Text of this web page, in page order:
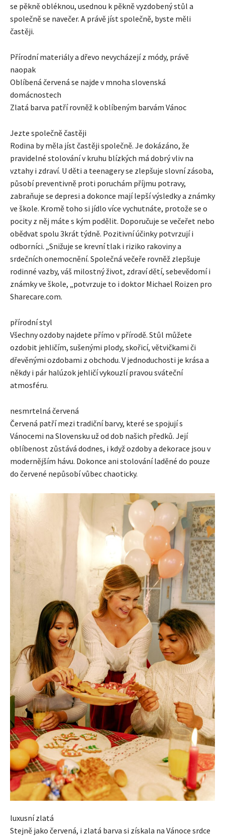
se pěkně obléknou, usednou k pěkně vyzdobený stůl a
společně se navečer. A právě jíst společně, byste měli
častěji.
Přírodní materiály a dřevo nevycházejí z módy, právě
naopak
Oblíbená červená se najde v mnoha slovenská
domácnostech
Zlatá barva patří rovněž k oblíbeným barvám Vánoc
Jezte společně častěji
Rodina by měla jíst častěji společně. Je dokázáno, že
pravidelné stolování v kruhu blízkých má dobrý vliv na
vztahy i zdraví. U děti a teenagery se zlepšuje slovní zásoba,
působí preventivně proti poruchám příjmu potravy,
zabraňuje se depresi a dokonce mají lepší výsledky a známky
ve škole. Kromě toho si jídlo více vychutnáte, protože se o
pocity z něj máte s kým podělit. Doporučuje se večeřet nebo
obědvat spolu 3krát týdně. Pozitivní účinky potvrzují i ​​
odborníci. „Snižuje se krevní tlak i riziko rakoviny a
srdečních onemocnění. Společná večeře rovněž zlepšuje
rodinné vazby, váš milostný život, zdraví dětí, sebevědomí i
známky ve škole, „potvrzuje to i doktor Michael Roizen pro
Sharecare.com.
přírodní styl
Všechny ozdoby najdete přímo v přírodě. Stůl můžete
ozdobit jehličím, sušenými plody, skořicí, větvičkami či
dřevěnými ozdobami z obchodu. V jednoduchosti je krása a
někdy i pár halúzok jehličí vykouzlí pravou sváteční
atmosféru.
nesmrtelná červená
Červená patří mezi tradiční barvy, které se spojují s
Vánocemi na Slovensku už od dob našich předků. Její
oblíbenost zůstává dodnes, i když ozdoby a dekorace jsou v
modernějším hávu. Dokonce ani stolování laděné do pouze
do červené nepůsobí vůbec chaoticky.
luxusní zlatá
Stejně jako červená, i zlatá barva si získala na Vánoce srdce